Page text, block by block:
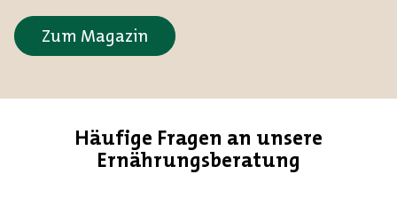
Zum Magazin
Häufige Fragen an unsere
Ernährungsberatung